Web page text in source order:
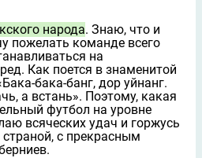
народа. Знаю, что и
пожелать команде всего
на
Как поется в знаменитой
бака-банг, дор уйнанг.
а встань». Поэтому, какая
футбол на уровне
всяческих удач и горжусь
с прекрасным